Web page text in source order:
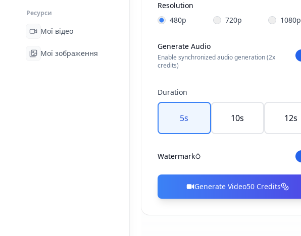
Ресурси
Мої відео
Мої зображення
Resolution
480p
720p 1080p
Generate Audio
Enable synchronized audio generation(2x
credits)
Duration
5s 10s 12s
Watermark
Generate Video50Credits